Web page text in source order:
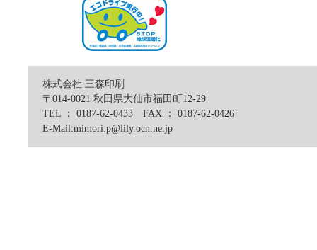
株式会社 三森印刷
〒014-0021 秋田県大仙市福田町12-29
TEL ： 0187-62-0433 FAX ： 0187-62-0426
E-Mail:mimori.p@lily.ocn.ne.jp